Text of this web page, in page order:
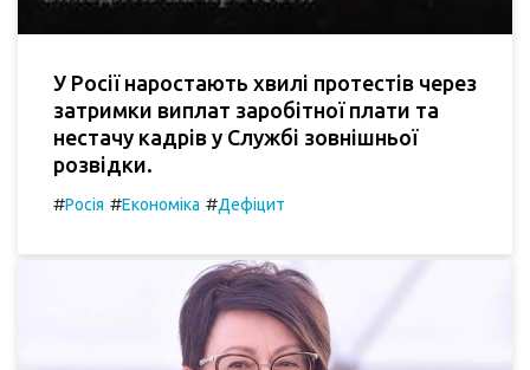
У Росії наростають хвилі протестів через
затримки виплат заробітної плати та
нестачу кадрів у Службі зовнішньої
розвідки.
#Росія #Економіка #Дефіцит